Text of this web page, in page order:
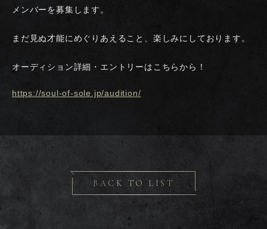
メンバーを募集します。
まだ見ぬ才能にめぐりあえること、楽しみにしております。
オーディション詳細・エントリーはこちらから！
https://soul-of-sole.jp/audition/
BACK TO LIST